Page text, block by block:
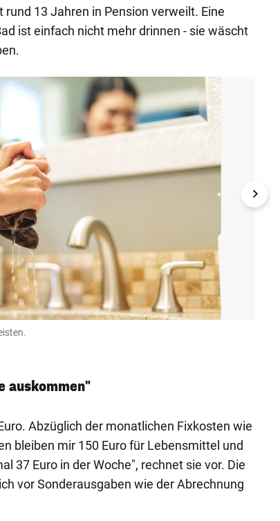
13 Jahren in Pension verweilt. Eine
ist einfach nicht mehr drinnen - sie wäscht
auskommen"
Abzüglich der monatlichen Fixkosten wie
bleiben mir 150 Euro für Lebensmittel und
37 Euro in der Woche", rechnet sie vor. Die
vor Sonderausgaben wie der Abrechnung